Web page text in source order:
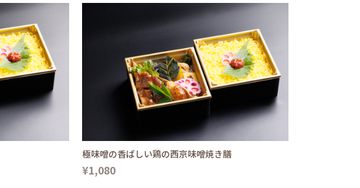
極味噌の香ばしい鶏の西京味噌焼き膳
¥1,080